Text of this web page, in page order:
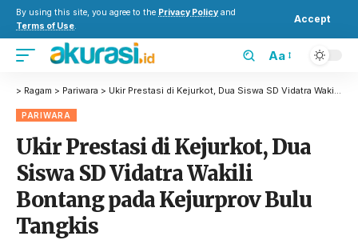
By using this site, you agree to the Privacy Policy and
Terms of Use.
Accept
Aa
> Ragam > Pariwara > Ukir Prestasi di Kejurkot, Dua Siswa SD Vidatra Wakili Bontang pada Kejurprov Bulu Tangkis
PARIWARA
Ukir Prestasi di Kejurkot, Dua
Siswa SD Vidatra Wakili
Bontang pada Kejurprov Bulu
Tangkis